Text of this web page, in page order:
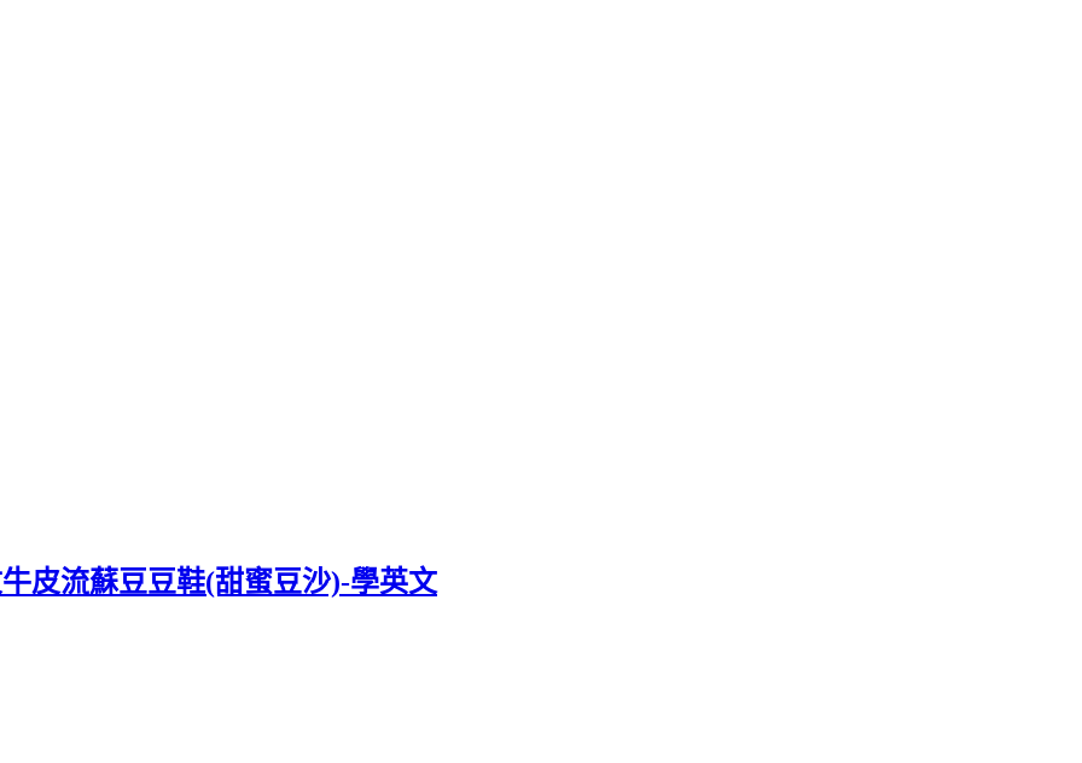
皮流蘇豆豆鞋(甜蜜豆沙)-學英文